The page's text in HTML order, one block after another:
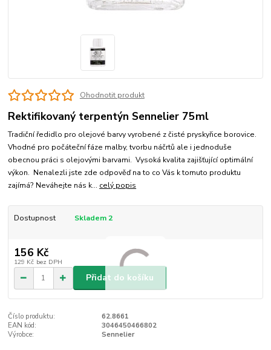
Ohodnotit produkt
Rektifikovaný terpentýn Sennelier 75ml
Tradiční ředidlo pro olejové barvy vyrobené z čisté pryskyřice borovice.
Vhodné pro počáteční fáze malby, tvorbu náčrtů ale i jednoduše
obecnou práci s olejovými barvami. Vysoká kvalita zajišťující optimální
výkon. Nenalezli jste zde odpověď na to co Vás k tomuto produktu
zajímá? Neváhejte nás k... celý popis
Dostupnost Skladem 2
156 Kč
129 Kč bez DPH
Přidat do košíku
Číslo produktu:
62.8661
EAN kód:
3046450466802
Výrobce:
Sennelier